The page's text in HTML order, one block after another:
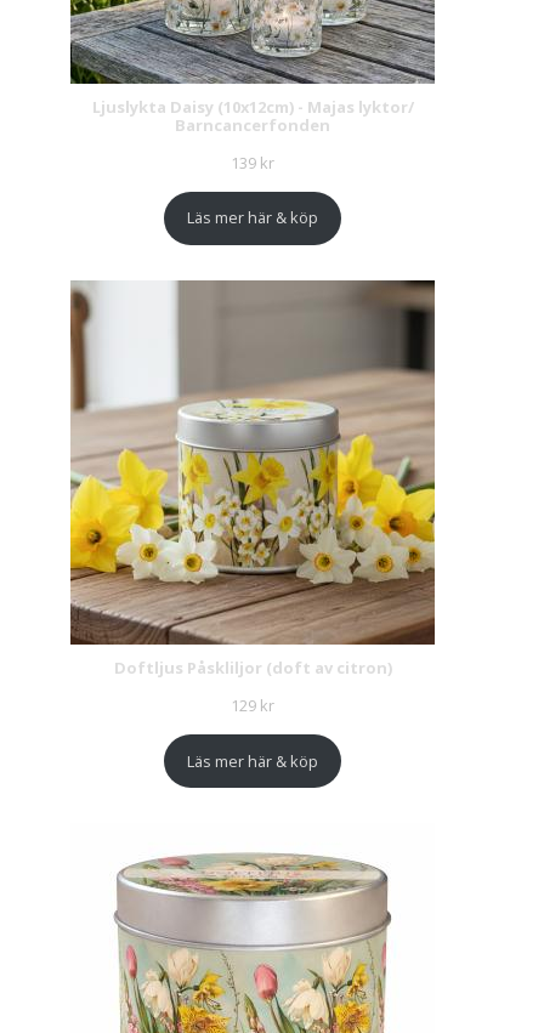
Ljuslykta Daisy (10x12cm) - Majas lyktor/
Barncancerfonden
139 kr
Läs mer här & köp
Doftljus Påskliljor (doft av citron)
129 kr
Läs mer här & köp